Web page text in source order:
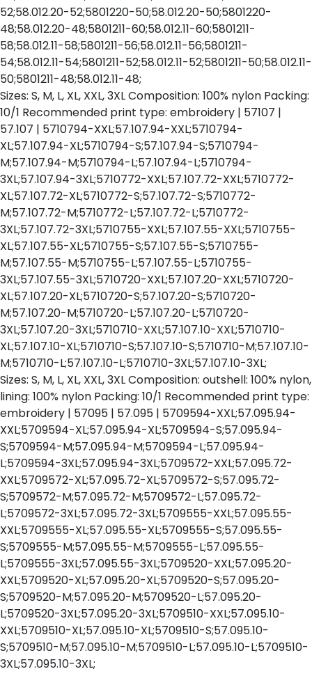
52;58.012.20-52;5801220-50;58.012.20-50;5801220-
48;58.012.20-48;5801211-60;58.012.11-60;5801211-
58;58.012.11-58;5801211-56;58.012.11-56;5801211-
54;58.012.11-54;5801211-52;58.012.11-52;5801211-50;58.012.11-
50;5801211-48;58.012.11-48;
Sizes: S, M, L, XL, XXL, 3XL Composition: 100% nylon Packing:
10/1 Recommended print type: embroidery | 57107 |
57.107 | 5710794-XXL;57.107.94-XXL;5710794-
XL;57.107.94-XL;5710794-S;57.107.94-S;5710794-
M;57.107.94-M;5710794-L;57.107.94-L;5710794-
3XL;57.107.94-3XL;5710772-XXL;57.107.72-XXL;5710772-
XL;57.107.72-XL;5710772-S;57.107.72-S;5710772-
M;57.107.72-M;5710772-L;57.107.72-L;5710772-
3XL;57.107.72-3XL;5710755-XXL;57.107.55-XXL;5710755-
XL;57.107.55-XL;5710755-S;57.107.55-S;5710755-
M;57.107.55-M;5710755-L;57.107.55-L;5710755-
3XL;57.107.55-3XL;5710720-XXL;57.107.20-XXL;5710720-
XL;57.107.20-XL;5710720-S;57.107.20-S;5710720-
M;57.107.20-M;5710720-L;57.107.20-L;5710720-
3XL;57.107.20-3XL;5710710-XXL;57.107.10-XXL;5710710-
XL;57.107.10-XL;5710710-S;57.107.10-S;5710710-M;57.107.10-
M;5710710-L;57.107.10-L;5710710-3XL;57.107.10-3XL;
Sizes: S, M, L, XL, XXL, 3XL Composition: outshell: 100% nylon,
lining: 100% nylon Packing: 10/1 Recommended print type:
embroidery | 57095 | 57.095 | 5709594-XXL;57.095.94-
XXL;5709594-XL;57.095.94-XL;5709594-S;57.095.94-
S;5709594-M;57.095.94-M;5709594-L;57.095.94-
L;5709594-3XL;57.095.94-3XL;5709572-XXL;57.095.72-
XXL;5709572-XL;57.095.72-XL;5709572-S;57.095.72-
S;5709572-M;57.095.72-M;5709572-L;57.095.72-
L;5709572-3XL;57.095.72-3XL;5709555-XXL;57.095.55-
XXL;5709555-XL;57.095.55-XL;5709555-S;57.095.55-
S;5709555-M;57.095.55-M;5709555-L;57.095.55-
L;5709555-3XL;57.095.55-3XL;5709520-XXL;57.095.20-
XXL;5709520-XL;57.095.20-XL;5709520-S;57.095.20-
S;5709520-M;57.095.20-M;5709520-L;57.095.20-
L;5709520-3XL;57.095.20-3XL;5709510-XXL;57.095.10-
XXL;5709510-XL;57.095.10-XL;5709510-S;57.095.10-
S;5709510-M;57.095.10-M;5709510-L;57.095.10-L;5709510-
3XL;57.095.10-3XL;